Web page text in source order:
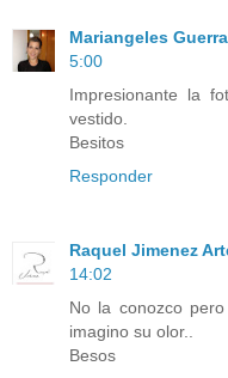
Mariangeles
5:00
Impresionante la
vestido.
Besitos
Responder
Raquel Jimenez
14:02
No la conozco
imagino su olor..
Besos